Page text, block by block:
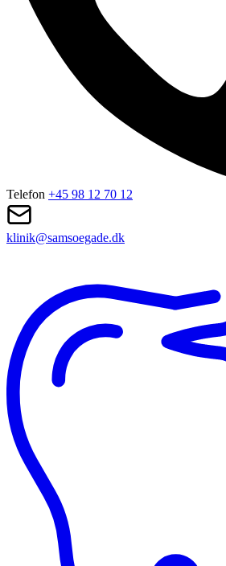
Telefon +45 98 12 70 12
klinik@samsoegade.dk